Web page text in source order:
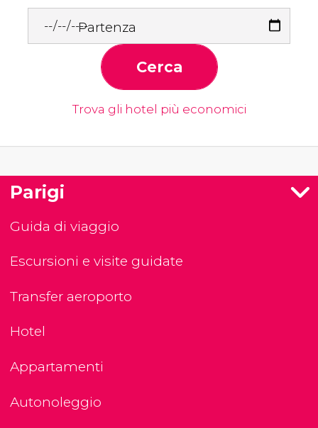
Partenza
Cerca
Trova gli hotel più economici
Parigi
Guida di viaggio
Escursioni e visite guidate
Transfer aeroporto
Hotel
Appartamenti
Autonoleggio